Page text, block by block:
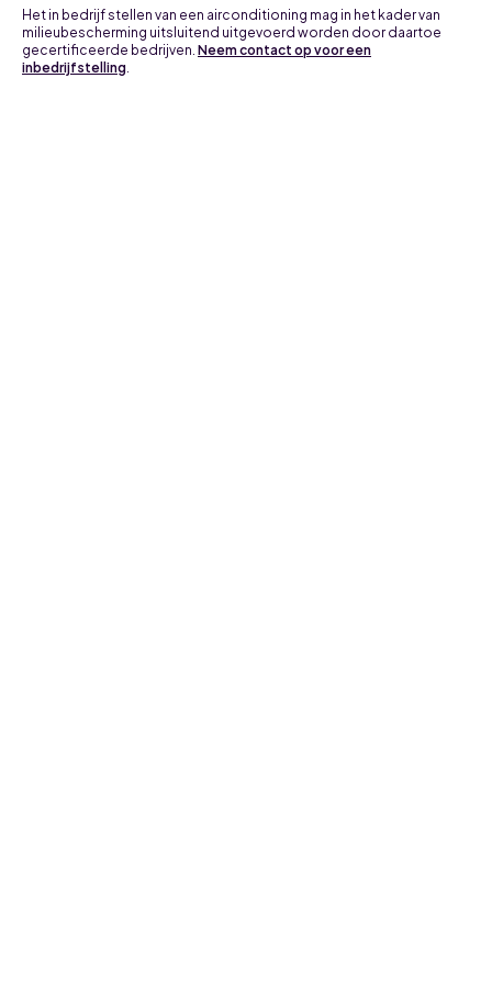
Het in bedrijf stellen van een airconditioning mag in het kader van
milieubescherming uitsluitend uitgevoerd worden door daartoe
gecertificeerde bedrijven. Neem contact op voor een
inbedrijfstelling.